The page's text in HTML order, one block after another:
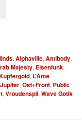
, Alphaville, Antibody,
Majesty, Eisenfunk,
, L’Âme
, Ost+Front, Public
, Vroudenspil, Wave Gotik